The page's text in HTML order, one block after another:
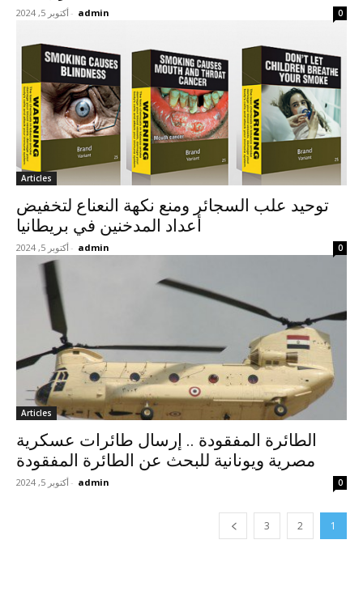
admin
- أكتوبر 5, 2024 0
Articles
توحيد علب السجائر ومنع نكهة النعناع لتخفيض
أعداد المدخنين في بريطانيا
admin
- أكتوبر 5, 2024 0
Articles
الطائرة المفقودة .. إرسال طائرات عسكرية
مصرية ويونانية للبحث عن الطائرة المفقودة
admin
- أكتوبر 5, 2024 0
1
2
3